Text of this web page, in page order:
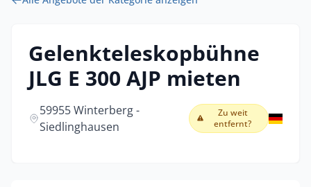
Gelenkteleskopbühne
JLG E 300 AJP mieten
59955 Winterberg -
Siedlinghausen
Zu weit
entfernt?